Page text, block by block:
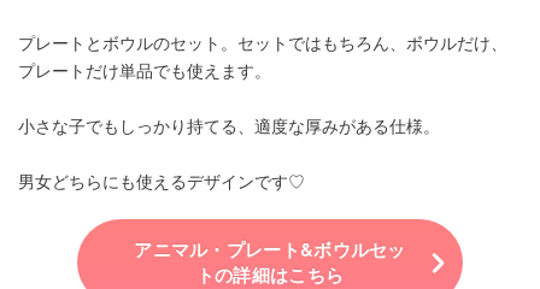
プレートとボウルのセット。セットではもちろん、ボウルだけ、
プレートだけ単品でも使えます。
小さな子でもしっかり持てる、適度な厚みがある仕様。
男女どちらにも使えるデザインです♡
アニマル・プレート&ボウルセッ
トの詳細はこちら